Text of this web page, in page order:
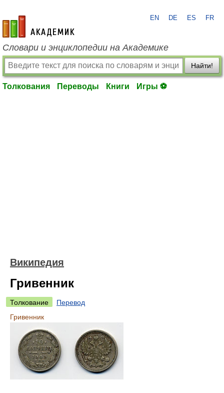
academic.ru
EN DE ES FR
Словари и энциклопедии на Академике
Найти!
Толкования Переводы Книги Игры ⚽
Википедия
Гривенник
Толкование
Перевод
Гривенник